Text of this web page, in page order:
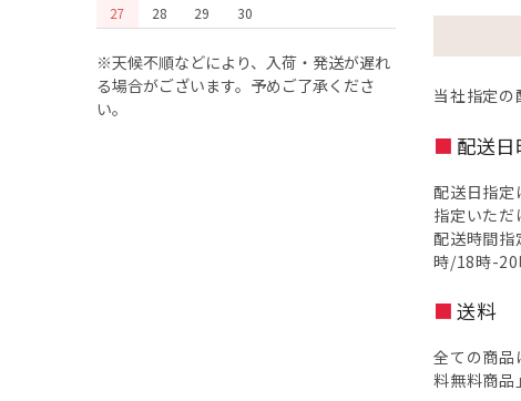
当社指定の
配送
配送日指定
指定いただ
配送時間
時/18時-20
送料
全ての商
料無料商品
27
28 29 30
※天候不順などにより、入荷・発送が遅れ
る場合がございます。予めご了承くださ
い。